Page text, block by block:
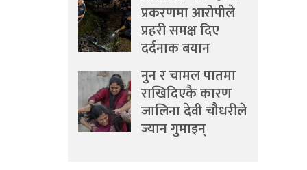
प्रकरणमा आरोपीले
प्रहरी समक्ष दिए
दर्दनाक बयान
नुन र चामल पातमा
राखिदिएकै कारण
जालिना देवी चौधरीले
ज्यान गुमाइन्